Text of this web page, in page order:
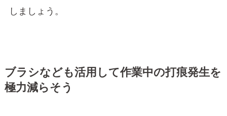
しましょう。
ブラシなども活用して作業中の打痕発生を
極力減らそう